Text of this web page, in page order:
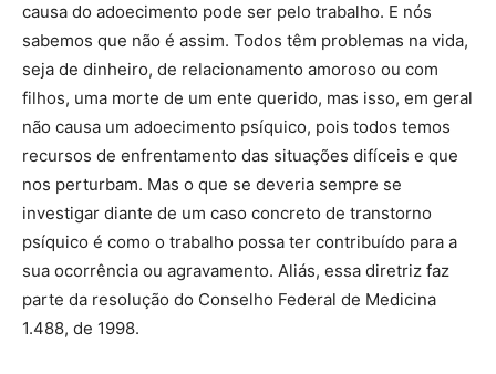
causa do adoecimento pode ser pelo trabalho. E nós
sabemos que não é assim. Todos têm problemas na vida,
seja de dinheiro, de relacionamento amoroso ou com
filhos, uma morte de um ente querido, mas isso, em geral
não causa um adoecimento psíquico, pois todos temos
recursos de enfrentamento das situações difíceis e que
nos perturbam. Mas o que se deveria sempre se
investigar diante de um caso concreto de transtorno
psíquico é como o trabalho possa ter contribuído para a
sua ocorrência ou agravamento. Aliás, essa diretriz faz
parte da resolução do Conselho Federal de Medicina
1.488, de 1998.